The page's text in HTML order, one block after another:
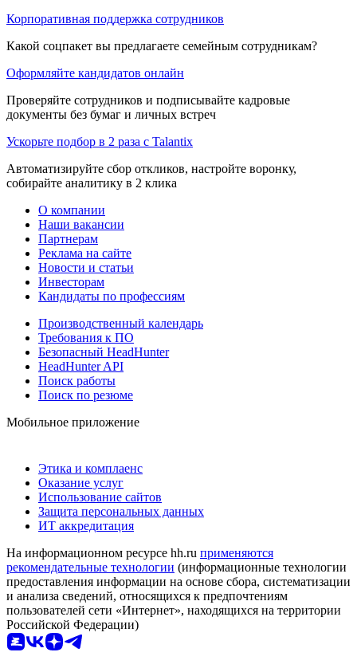
Корпоративная поддержка сотрудников
Какой соцпакет вы предлагаете семейным сотрудникам?
Оформляйте кандидатов онлайн
Проверяйте сотрудников и подписывайте кадровые
документы без бумаг и личных встреч
Ускорьте подбор в 2 раза с Talantix
Автоматизируйте сбор откликов, настройте воронку,
собирайте аналитику в 2 клика
О компании
Наши вакансии
Партнерам
Реклама на сайте
Новости и статьи
Инвесторам
Кандидаты по профессиям
Производственный календарь
Требования к ПО
Безопасный HeadHunter
HeadHunter API
Поиск работы
Поиск по резюме
Мобильное приложение
Этика и комплаенс
Оказание услуг
Использование сайтов
Защита персональных данных
ИТ аккредитация
На информационном ресурсе hh.ru применяются
рекомендательные технологии (информационные технологии
предоставления информации на основе сбора, систематизации
и анализа сведений, относящихся к предпочтениям
пользователей сети «Интернет», находящихся на территории
Российской Федерации)